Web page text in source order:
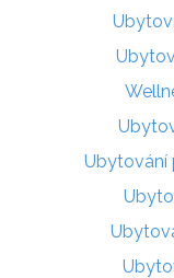
Ubytování